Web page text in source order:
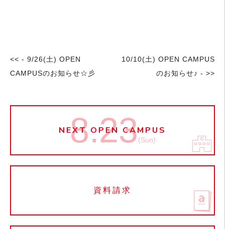
<< - 9/26(土) OPEN
CAMPUSのお知らせ☆彡
10/10(土) OPEN CAMPUS
のお知らせ♪ - >>
NEXT OPEN CAMPUS
8.23(Sun)
資料請求